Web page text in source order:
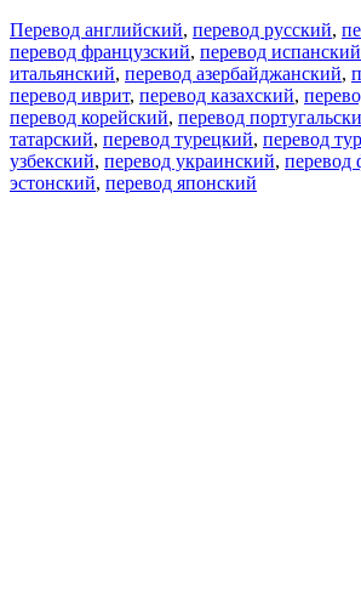
Перевод английский, перевод русский,
перевод французский, перевод испанский
итальянский, перевод азербайджанский,
перевод иврит, перевод казахский,
перевод корейский, перевод
татарский, перевод турецкий, перевод
узбекский, перевод украинский, перевод
эстонский, перевод японский